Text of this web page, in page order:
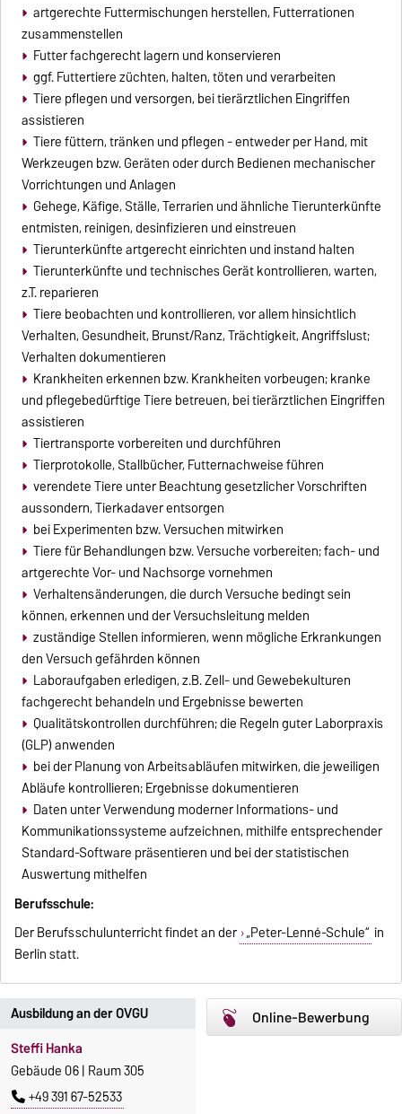
artgerechte Futtermischungen herstellen, Futterrationen
zusammenstellen
Futter fachgerecht lagern und konservieren
ggf. Futtertiere züchten, halten, töten und verarbeiten
Tiere pflegen und versorgen, bei tierärztlichen Eingriffen
assistieren
Tiere füttern, tränken und pflegen - entweder per Hand, mit
Werkzeugen bzw. Geräten oder durch Bedienen mechanischer
Vorrichtungen und Anlagen
Gehege, Käfige, Ställe, Terrarien und ähnliche Tierunterkünfte
entmisten, reinigen, desinfizieren und einstreuen
Tierunterkünfte artgerecht einrichten und instand halten
Tierunterkünfte und technisches Gerät kontrollieren, warten,
z.T. reparieren
Tiere beobachten und kontrollieren, vor allem hinsichtlich
Verhalten, Gesundheit, Brunst/Ranz, Trächtigkeit, Angriffslust;
Verhalten dokumentieren
Krankheiten erkennen bzw. Krankheiten vorbeugen; kranke
und pflegebedürftige Tiere betreuen, bei tierärztlichen Eingriffen
assistieren
Tiertransporte vorbereiten und durchführen
Tierprotokolle, Stallbücher, Futternachweise führen
verendete Tiere unter Beachtung gesetzlicher Vorschriften
aussondern, Tierkadaver entsorgen
bei Experimenten bzw. Versuchen mitwirken
Tiere für Behandlungen bzw. Versuche vorbereiten; fach- und
artgerechte Vor- und Nachsorge vornehmen
Verhaltensänderungen, die durch Versuche bedingt sein
können, erkennen und der Versuchsleitung melden
zuständige Stellen informieren, wenn mögliche Erkrankungen
den Versuch gefährden können
Laboraufgaben erledigen, z.B. Zell- und Gewebekulturen
fachgerecht behandeln und Ergebnisse bewerten
Qualitätskontrollen durchführen; die Regeln guter Laborpraxis
(GLP) anwenden
bei der Planung von Arbeitsabläufen mitwirken, die jeweiligen
Abläufe kontrollieren; Ergebnisse dokumentieren
Daten unter Verwendung moderner Informations- und
Kommunikationssysteme aufzeichnen, mithilfe entsprechender
Standard-Software präsentieren und bei der statistischen
Auswertung mithelfen
Berufsschule:
Der Berufsschulunterricht findet an der „Peter-Lenné-Schule“ in
Berlin statt.
Online-Bewerbung
Ausbildung an der OVGU
Steffi Hanka
Gebäude 06 | Raum 305
+49 391 67-52533